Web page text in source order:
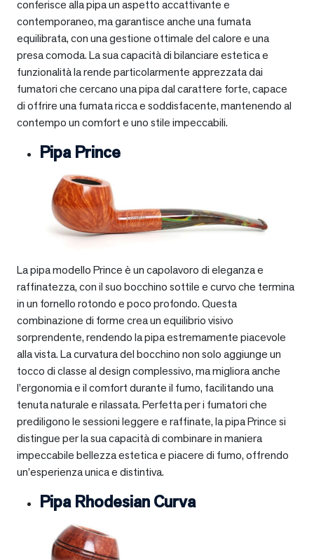
conferisce alla pipa un aspetto accattivante e
contemporaneo, ma garantisce anche una fumata
equilibrata, con una gestione ottimale del calore e una
presa comoda. La sua capacità di bilanciare estetica e
funzionalità la rende particolarmente apprezzata dai
fumatori che cercano una pipa dal carattere forte, capace
di offrire una fumata ricca e soddisfacente, mantenendo al
contempo un comfort e uno stile impeccabili.
Pipa Prince
La pipa modello Prince è un capolavoro di eleganza e
raffinatezza, con il suo bocchino sottile e curvo che termina
in un fornello rotondo e poco profondo. Questa
combinazione di forme crea un equilibrio visivo
sorprendente, rendendo la pipa estremamente piacevole
alla vista. La curvatura del bocchino non solo aggiunge un
tocco di classe al design complessivo, ma migliora anche
l’ergonomia e il comfort durante il fumo, facilitando una
tenuta naturale e rilassata. Perfetta per i fumatori che
prediligono le sessioni leggere e raffinate, la pipa Prince si
distingue per la sua capacità di combinare in maniera
impeccabile bellezza estetica e piacere di fumo, offrendo
un’esperienza unica e distintiva.
Pipa Rhodesian Curva